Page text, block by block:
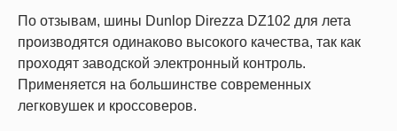
По отзывам, шины Dunlop Direzza DZ102 для лета
производятся одинаково высокого качества, так как
проходят заводской электронный контроль.
Применяется на большинстве современных
легковушек и кроссоверов.